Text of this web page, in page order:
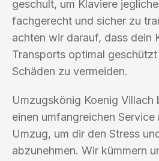
geschult, um Klaviere
fachgerecht und sicher zu
achten wir darauf, dass dein
Transports optimal
Schäden zu vermeiden.
Umzugskönig Koenig Villach
einen umfangreichen Service
Umzug, um dir den Stress
abzunehmen. Wir kümmern